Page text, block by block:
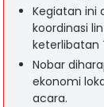
Kegiatan ini
koordinasi
keterlibatan
Nobar
ekonomi
acara.